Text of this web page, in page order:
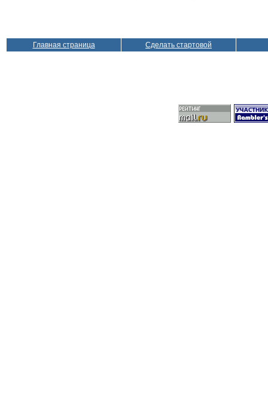
Главная страница Сделать стартовой